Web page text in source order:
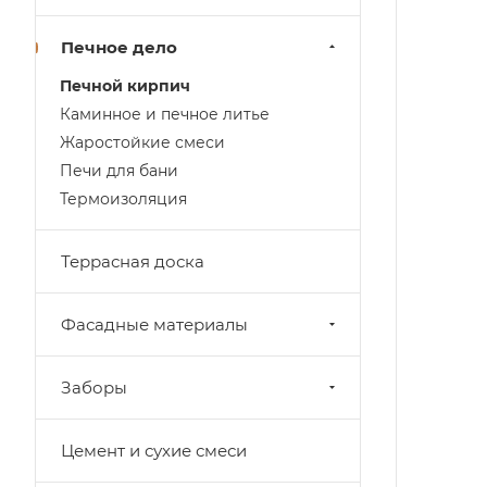
Печное дело
Печной кирпич
Каминное и печное литье
Жаростойкие смеси
Печи для бани
Термоизоляция
Террасная доска
Фасадные материалы
Заборы
Цемент и сухие смеси